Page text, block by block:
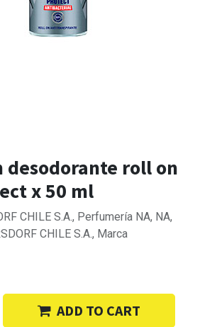
desodorante roll on
x 50 ml
CHILE S.A., Perfumería NA, NA,
CHILE S.A., Marca
ADD TO CART